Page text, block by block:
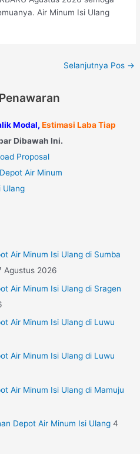
Air Minum Isi Ulang
Selanjutnya Pos →
Modal, Estimasi Laba Tiap
Dibawah Ini.
Air Minum Isi Ulang di Sumba
Agustus 2026
Air Minum Isi Ulang di Sragen
Air Minum Isi Ulang di Luwu
Air Minum Isi Ulang di Luwu
Air Minum Isi Ulang di Mamuju
Depot Air Minum Isi Ulang 4